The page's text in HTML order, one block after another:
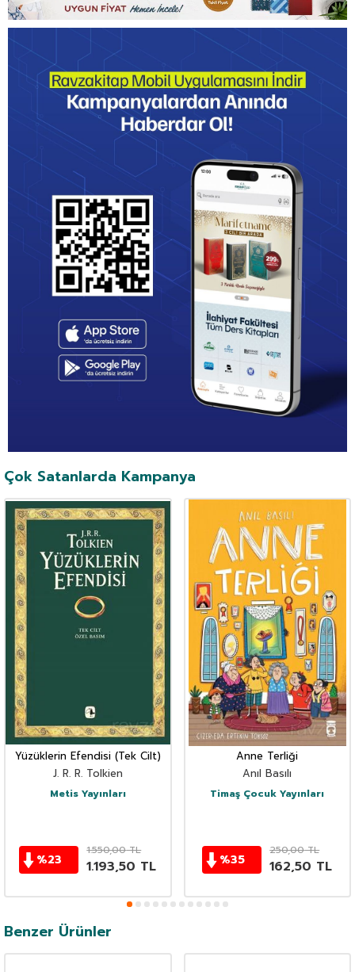
Çok Satanlarda Kampanya
Yüzüklerin Efendisi (Tek Cilt)
J. R. R. Tolkien
Metis Yayınları
%23
1.550,00TL
1.193,50 TL
Anne Terliği
Anıl Basılı
Timaş Çocuk Yayınları
%35
250,00TL
162,50 TL
Benzer Ürünler